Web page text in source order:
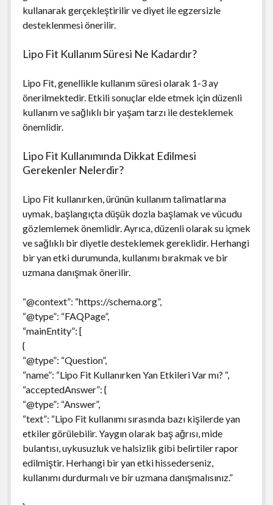
kullanarak gerçekleştirilir ve diyet ile egzersizle
desteklenmesi önerilir.
Lipo Fit Kullanım Süresi Ne Kadardır?
Lipo Fit, genellikle kullanım süresi olarak 1-3 ay
önerilmektedir. Etkili sonuçlar elde etmek için düzenli
kullanım ve sağlıklı bir yaşam tarzı ile desteklemek
önemlidir.
Lipo Fit Kullanımında Dikkat Edilmesi
Gerekenler Nelerdir?
Lipo Fit kullanırken, ürünün kullanım talimatlarına
uymak, başlangıçta düşük dozla başlamak ve vücudu
gözlemlemek önemlidir. Ayrıca, düzenli olarak su içmek
ve sağlıklı bir diyetle desteklemek gereklidir. Herhangi
bir yan etki durumunda, kullanımı bırakmak ve bir
uzmana danışmak önerilir.
“@context”: “https://schema.org”,
“@type”: “FAQPage”,
“mainEntity”: [
{
“@type”: “Question”,
“name”: “Lipo Fit Kullanırken Yan Etkileri Var mı? “,
“acceptedAnswer”: {
“@type”: “Answer”,
“text”: “Lipo Fit kullanımı sırasında bazı kişilerde yan
etkiler görülebilir. Yaygın olarak baş ağrısı, mide
bulantısı, uykusuzluk ve halsizlik gibi belirtiler rapor
edilmiştir. Herhangi bir yan etki hissederseniz,
kullanımı durdurmalı ve bir uzmana danışmalısınız.”